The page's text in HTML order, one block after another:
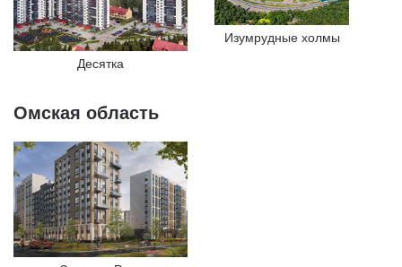
Десятка
Изумрудные холмы
Омская область